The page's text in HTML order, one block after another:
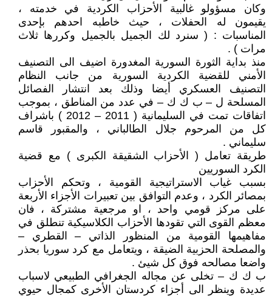
وكان مسؤولو غالبية الأحزاب الكردية في خدمته ،
يقيمون له الحفلات ، حيث خاطبه احدهم بإحدى
المناسبات : ( سنرد لك الجميل بالجميل وكررها ثلاث
مرات ) .
منذ بداية الثورة السورية المغدورة اضيف الى التصنيف
الأمني للقضية الكردية السورية من جانب النظام
التصنيف العسكري أيضا وذلك بعد انتشار الفصائل
المسلحة ل – ب ك ك – في عدد من المناطق ، بموجب
اتفاقات تمت في السليمانية ( 2011 – 2012 ) باشراف
كل من المرحوم جلال الطالباني ، والمقبور قاسم
سليماني .
طريقة تعامل ( الأحزاب الشقيقة الكبرى ) مع قضية
الكرد السوريين
بسبب غياب الاستراتيجية القومية ، وتحكم الأحزاب
بمصائر الكرد ، وعدم التوافق بين تعبيرات الأجزاء الأربعة
على مركز قومي واحد ، او مرجعية مشتركة ، فان
معظم القوى التي تقودها الأحزاب الكلاسيكية تنطلق في
مفاهيمها القومية من المنظور الذاتي – القطري –
والمصلحة الحزبية الضيقة ، ويتعامل مع كرد سوريا بحذر
واضعا مصالحه فوق كل شيئ .
ب ك ك – تخلى عن مجاله الجغرافي الطبيعي لاسباب
عديدة وينظر الى أجزاء كردستان الأخرى كمجال حيوي